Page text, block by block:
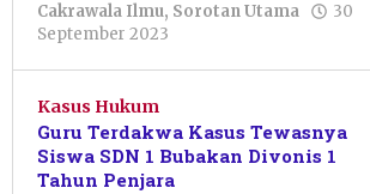
Cakrawala Ilmu, Sorotan Utama
30
September 2023
Shalahuddin
Kasus Hukum
Guru Terdakwa Kasus Tewasnya
Siswa SDN 1 Bubakan Divonis 1
Tahun Penjara